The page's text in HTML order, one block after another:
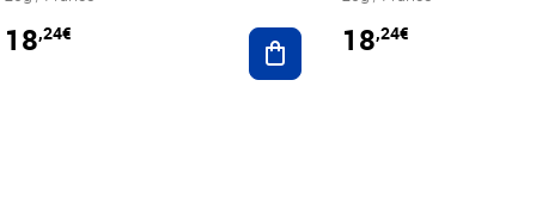
au panier
18,24€ Ajouter au panier
18,24€